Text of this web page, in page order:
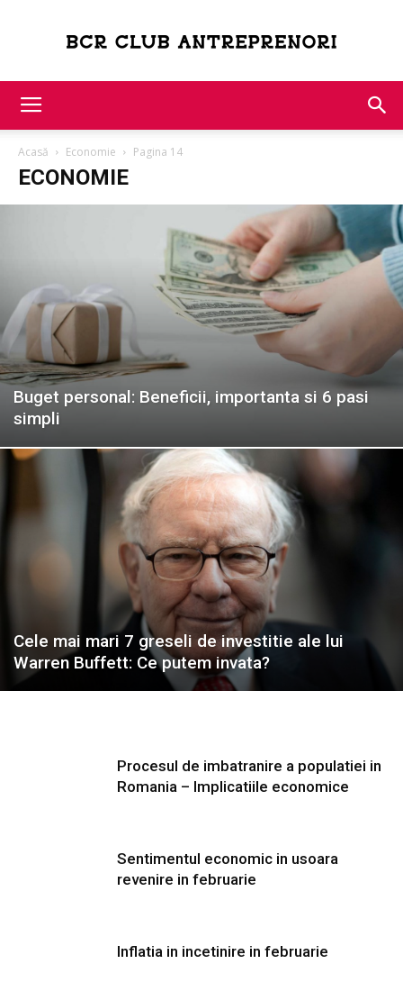
Antreprenori
Acasă Economie Pagina 14
ECONOMIE
Buget personal: Beneficii, importanta si 6 pasi
simpli
Cele mai mari 7 greseli de investitie ale lui
Warren Buffett: Ce putem invata?
Procesul de imbatranire a populatiei in
Romania – Implicatiile economice
Sentimentul economic in usoara
revenire in februarie
Inflatia in incetinire in februarie